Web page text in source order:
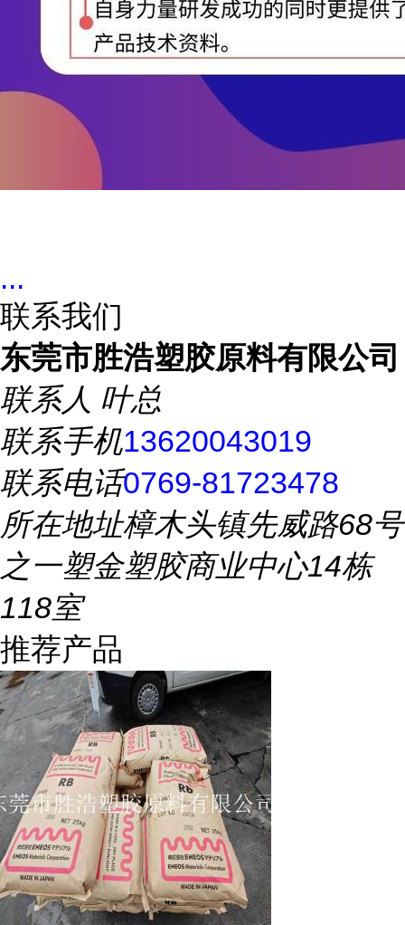
...
联系我们
东莞市胜浩塑胶原料有限公司
联系人 叶总
联系手机13620043019
联系电话0769-81723478
所在地址樟木头镇先威路68号
之一塑金塑胶商业中心14栋
118室
推荐产品